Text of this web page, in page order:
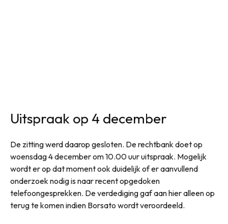
Uitspraak op 4 december
De zitting werd daarop gesloten. De rechtbank doet op
woensdag 4 december om 10.00 uur uitspraak. Mogelijk
wordt er op dat moment ook duidelijk of er aanvullend
onderzoek nodig is naar recent opgedoken
telefoongesprekken. De verdediging gaf aan hier alleen op
terug te komen indien Borsato wordt veroordeeld.